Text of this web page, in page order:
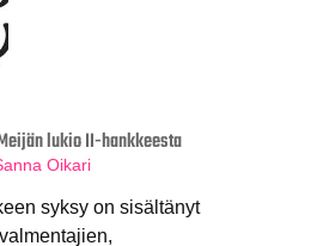
lukio II-hankkeesta
Oikari
syksy on sisältänyt